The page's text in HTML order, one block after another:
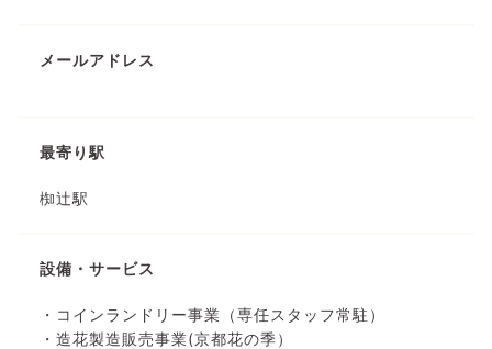
メールアドレス
最寄り駅
椥辻駅
設備・サービス
・コインランドリー事業（専任スタッフ常駐）
・造花製造販売事業(京都花の季）